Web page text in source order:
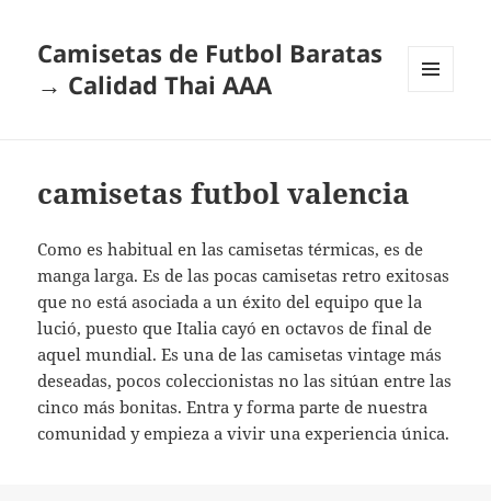
Camisetas de Futbol Baratas
→ Calidad Thai AAA
camisetas futbol valencia
Como es habitual en las camisetas térmicas, es de
manga larga. Es de las pocas camisetas retro exitosas
que no está asociada a un éxito del equipo que la
lució, puesto que Italia cayó en octavos de final de
aquel mundial. Es una de las camisetas vintage más
deseadas, pocos coleccionistas no las sitúan entre las
cinco más bonitas. Entra y forma parte de nuestra
comunidad y empieza a vivir una experiencia única.